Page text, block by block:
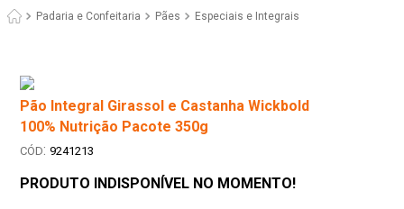
Padaria e Confeitaria Pães Especiais e Integrais
Pão Integral Girassol e Castanha Wickbold
100% Nutrição Pacote 350g
: 9241213
PRODUTO INDISPONÍVEL NO MOMENTO!